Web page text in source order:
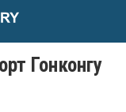
Гонконгу